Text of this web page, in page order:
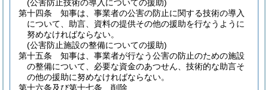
(公害防止技術の導入についての援助)
第十四条
知事は、事業者の公害の防止に関する技術の導入
について、助言、資料の提供その他の援助を行なうように
努めなければならない。
(公害防止施設の整備についての援助)
第十五条
知事は、事業者が行なう公害の防止のための施設
の整備について、必要な資金のあつせん、技術的な助言そ
の他の援助に努めなければならない。
第十六条及び第十七条
削除